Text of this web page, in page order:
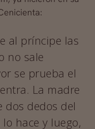
al príncipe las
no sale
se prueba el
La madre
dos dedos del
hace y luego,